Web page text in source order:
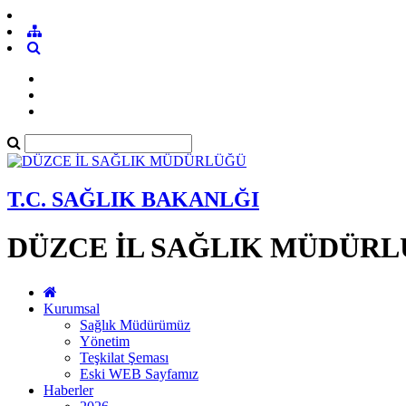
T.C. SAĞLIK BAKANLĞI
DÜZCE İL SAĞLIK
Kurumsal
Sağlık Müdürümüz
Yönetim
Teşkilat Şeması
Eski WEB Sayfamız
Haberler